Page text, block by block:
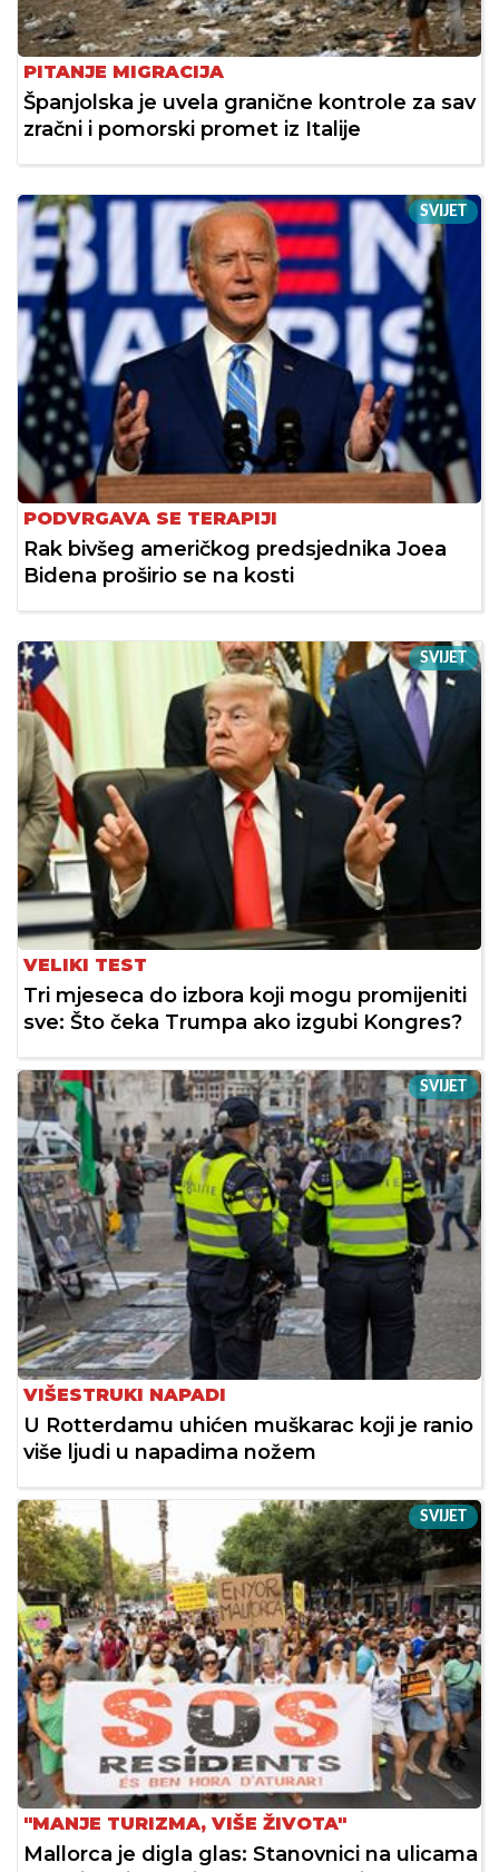
PITANJE MIGRACIJA
Španjolska je uvela granične kontrole za sav
zračni i pomorski promet iz Italije
SVIJET
PODVRGAVA SE TERAPIJI
Rak bivšeg američkog predsjednika Joea
Bidena proširio se na kosti
SVIJET
VELIKI TEST
Tri mjeseca do izbora koji mogu promijeniti
sve: Što čeka Trumpa ako izgubi Kongres?
SVIJET
VIŠESTRUKI NAPADI
U Rotterdamu uhićen muškarac koji je ranio
više ljudi u napadima nožem
SVIJET
"MANJE TURIZMA, VIŠE ŽIVOTA"
Mallorca je digla glas: Stanovnici na ulicama